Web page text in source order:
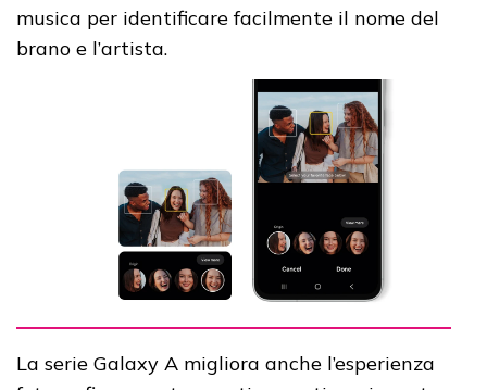
musica per identificare facilmente il nome del
brano e l’artista.
La serie Galaxy A migliora anche l’esperienza